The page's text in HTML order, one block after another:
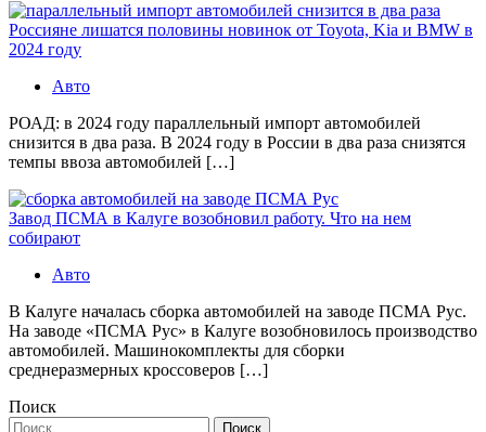
Россияне лишатся половины новинок от Toyota, Kia и BMW в
2024 году
Авто
РОАД: в 2024 году параллельный импорт автомобилей
снизится в два раза. В 2024 году в России в два раза снизятся
темпы ввоза автомобилей […]
Завод ПСМА в Калуге возобновил работу. Что на нем
собирают
Авто
В Калуге началась сборка автомобилей на заводе ПСМА Рус.
На заводе «ПСМА Рус» в Калуге возобновилось производство
автомобилей. Машинокомплекты для сборки
среднеразмерных кроссоверов […]
Поиск
Найти: